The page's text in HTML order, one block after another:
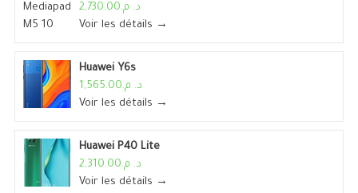
د. م.2,730.00
Voir les détails →
Huawei Y6s
د. م.1,565.00
Voir les détails →
Huawei P40 Lite
د. م.2,310.00
Voir les détails →